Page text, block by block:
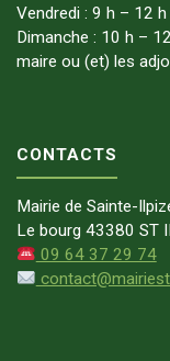
Vendredi : 9 h – 12
Dimanche : 10 h –
maire ou (et) les
CONTACTS
Mairie de Sainte-
Le bourg 43380 ST
09 64 37 29 74